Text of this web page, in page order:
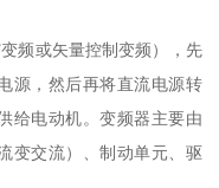
频或矢量控制变频），先
源，然后再将直流电源转
给电动机。变频器主要由
变交流）、制动单元、驱